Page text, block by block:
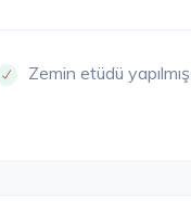
Zemin etüdü yapılmış